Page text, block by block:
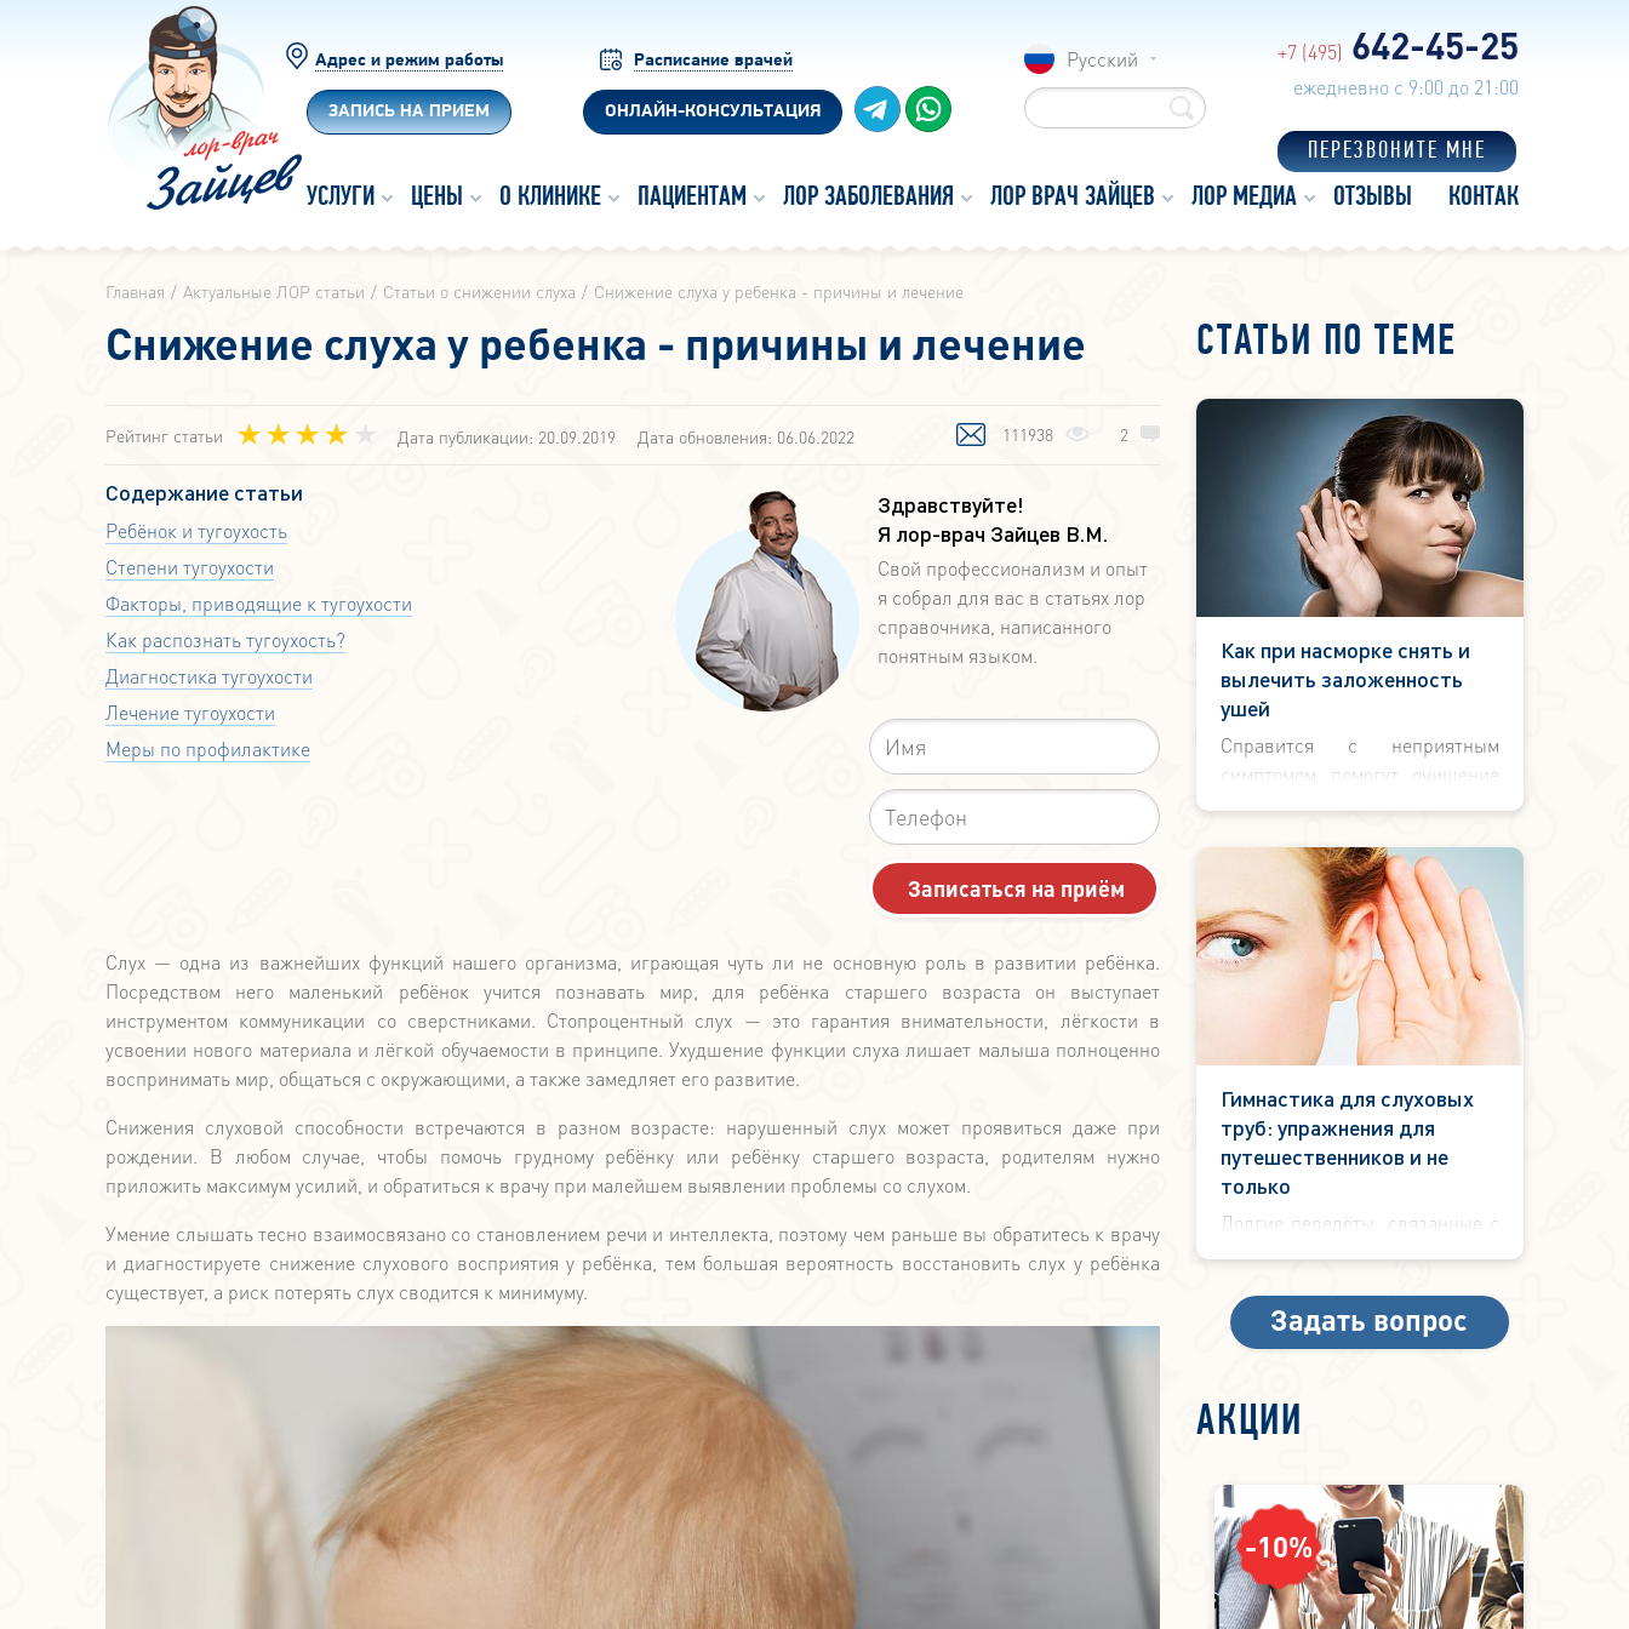
Адрес и режим работы
ЗАПИСЬ НА ПРИЕМ
Расписание врачей
ОНЛАЙН-КОНСУЛЬТАЦИЯ
Русский +7 (495) 642-45-25
ежедневно с 9:00 до 21:00
ПЕРЕЗВОНИТЕ МНЕ
УСЛУГИ ЦЕНЫ О КЛИНИКЕ ПАЦИЕНТАМ ЛОР ЗАБОЛЕВАНИЯ ЛОР ВРАЧ ЗАЙЦЕВ ЛОР МЕДИА ОТЗЫВЫ КОНТАКТЫ
Главная Актуальные ЛОР статьи Статьи о снижении слуха Снижение слуха у ребенка - причины и лечение
Снижение слуха у ребенка - причины и лечение
Рейтинг статьи Дата публикации: 20.09.2019 Дата обновления: 06.06.2022 111938 2
Содержание статьи
Ребёнок и тугоухость
Степени тугоухости
Факторы, приводящие к тугоухости
Как распознать тугоухость?
Диагностика тугоухости
Лечение тугоухости
Меры по профилактике
Здравствуйте!
Я лор-врач Зайцев В.М.
Свой профессионализм и опыт
я собрал для вас в статьях лор
справочника, написанного
понятным языком.
Слух — одна из важнейших функций нашего организма, играющая чуть ли не основную роль в развитии ребёнка.
Посредством него маленький ребёнок учится познавать мир, для ребёнка старшего возраста он выступает
инструментом коммуникации со сверстниками. Стопроцентный слух — это гарантия внимательности, лёгкости в
усвоении нового материала и лёгкой обучаемости в принципе. Ухудшение функции слуха лишает малыша полноценно
воспринимать мир, общаться с окружающими, а также замедляет его развитие.
Снижения слуховой способности встречаются в разном возрасте: нарушенный слух может проявиться даже при
рождении. В любом случае, чтобы помочь грудному ребёнку или ребёнку старшего возраста, родителям нужно
приложить максимум усилий, и обратиться к врачу при малейшем выявлении проблемы со слухом.
Умение слышать тесно взаимосвязано со становлением речи и интеллекта, поэтому чем раньше вы обратитесь к врачу
и диагностируете снижение слухового восприятия у ребёнка, тем большая вероятность восстановить слух у ребёнка
существует, а риск потерять слух сводится к минимуму.
СТАТЬИ ПО ТЕМЕ
Как при насморке снять и
вылечить заложенность
ушей
Справится с неприятным
симптомом помогут очищение
гимнастика для слуховых труб.
Гимнастика для слуховых
труб: упражнения для
путешественников и не
только
Долгие перелёты, связанные с
снижением могут доставить
массу неудобств нашему уху и
Задать вопрос
АКЦИИ
-10%